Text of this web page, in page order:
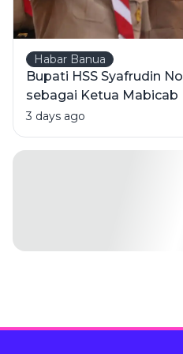
Habar Banua
Bupati HSS Syafrudin
sebagai Ketua Mabicab
Pengurus 2025-2030
3 days ago